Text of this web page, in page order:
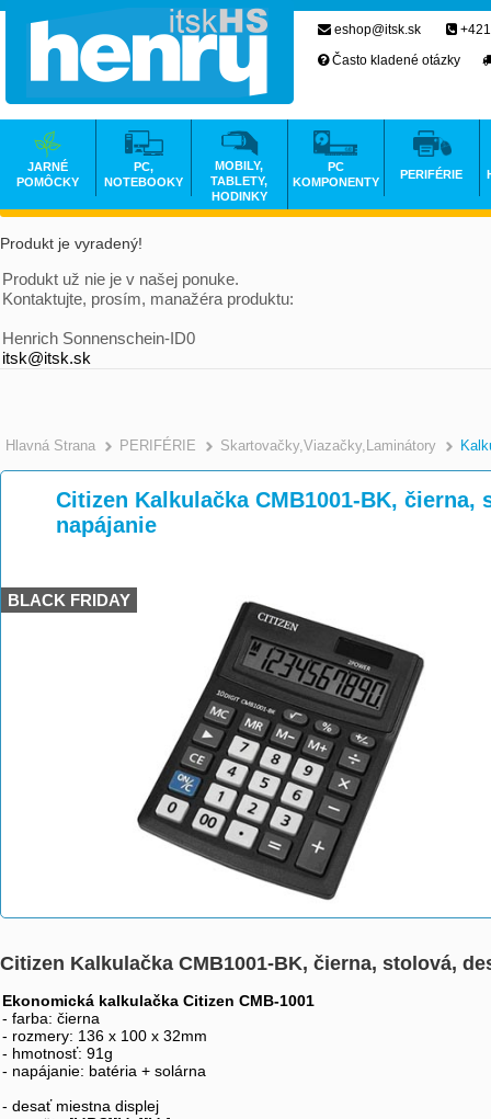
Produkt je vyradený!
Produkt už nie je v našej ponuke.
Kontaktujte, prosím, manažéra produktu:
Henrich Sonnenschein-ID0
itsk@itsk.sk
Hlavná Strana >
PERIFÉRIE >
Skartovačky,Viazačky,Laminátory
Citizen Kalkulačka CMB1001-BK,
napájanie
BLACK FRIDAY
Citizen Kalkulačka CMB1001-BK, čierna, stolová,
Ekonomická kalkulačka Citizen CMB-1001
- farba: čierna
- rozmery: 136 x 100 x 32mm
- hmotnosť: 91g
- napájanie: batéria + solárna
- desať miestna displej
eshop@itsk.sk
Často kladené otázky
JARNÉ
POMÔCKY
PC,
NOTEBOOKY
MOBILY,
TABLETY,
HODINKY
PC
KOMPONENTY
PERIFÉRIE